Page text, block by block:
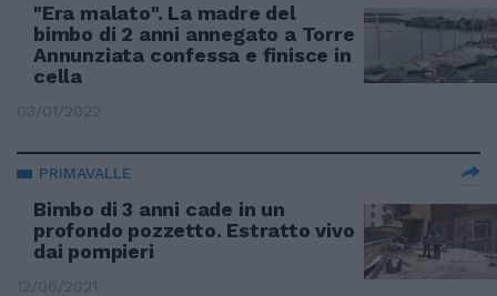
"Era malato". La madre del
bimbo di 2 anni annegato a Torre
Annunziata confessa e finisce in
cella
03/01/2022
PRIMAVALLE
Bimbo di 3 anni cade in un
profondo pozzetto. Estratto vivo
dai pompieri
12/06/2021